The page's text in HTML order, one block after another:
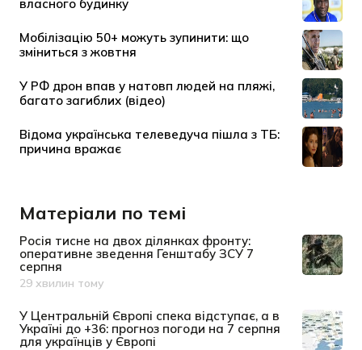
Матеріали по темі
Росія тисне на двох ділянках фронту:
оперативне зведення Генштабу ЗСУ 7
серпня
Дата публікації
29 хвилин тому
У Центральній Європі спека відступає, а в
Україні до +36: прогноз погоди на 7 серпня
для українців у Європі